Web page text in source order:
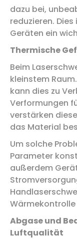
dazu bei,
reduzieren.
Geräten ein
Thermische
Beim
kleinstem
kann dies zu
Verformungen
verstärken
das Material
Um solche
Parameter
außerdem
Abgase und
Luftqualität